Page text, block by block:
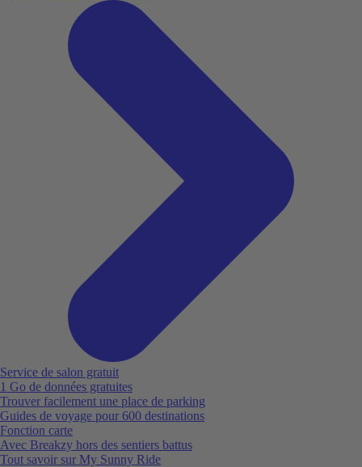
Service de salon gratuit
1 Go de données gratuites
Trouver facilement une place de parking
Guides de voyage pour 600 destinations
Fonction carte
Avec Breakzy hors des sentiers battus
Tout savoir sur My Sunny Ride